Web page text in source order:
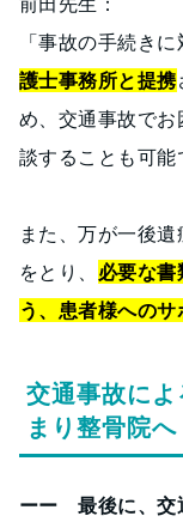
「事故の手続き
護士事務所と提携
め、交通事故で
談することも可能
また、万が一後
をとり、 必要な書
う、患者様への
交通事故に
まり整骨院へ
ーー 最後に、交